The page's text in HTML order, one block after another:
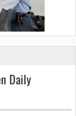
Daily